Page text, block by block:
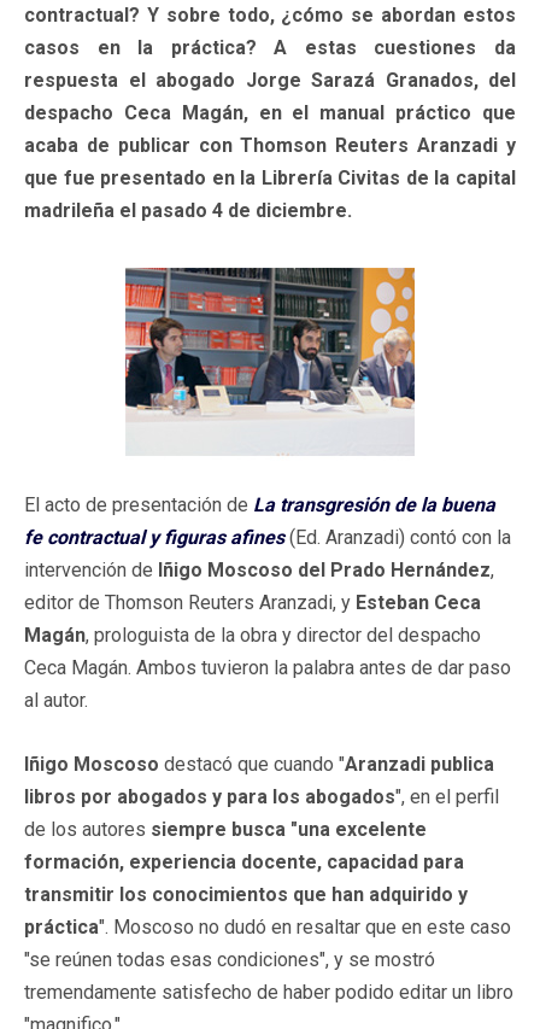
contractual? Y sobre todo, ¿cómo se abordan estos
casos en la práctica? A estas cuestiones da
respuesta el abogado Jorge Sarazá Granados, del
despacho Ceca Magán, en el manual práctico que
acaba de publicar con Thomson Reuters Aranzadi y
que fue presentado en la Librería Civitas de la capital
madrileña el pasado 4 de diciembre.
El acto de presentación de La transgresión de la buena
fe contractual y figuras afines(Ed. Aranzadi) contó con la
intervención de Iñigo Moscoso del Prado Hernández,
editor de Thomson Reuters Aranzadi, y Esteban Ceca
Magán, prologuista de la obra y director del despacho
Ceca Magán. Ambos tuvieron la palabra antes de dar paso
al autor.
Iñigo Moscoso destacó que cuando "Aranzadi publica
libros por abogados y para los abogados", en el perfil
de los autores siempre busca "una excelente
formación, experiencia docente, capacidad para
transmitir los conocimientos que han adquirido y
práctica". Moscoso no dudó en resaltar que en este caso
"se reúnen todas esas condiciones", y se mostró
tremendamente satisfecho de haber podido editar un libro